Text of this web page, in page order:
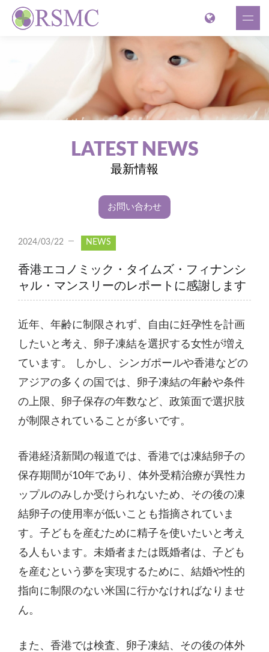
LATEST NEWS
最新情報
お問い合わせ
2024/03/22 NEWS
香港エコノミック・タイムズ・フィナンシ
ャル・マンスリーのレポートに感謝します
近年、年齢に制限されず、自由に妊孕性を計画
したいと考え、卵子凍結を選択する女性が増え
ています。 しかし、シンガポールや香港などの
アジアの多くの国では、卵子凍結の年齢や条件
の上限、卵子保存の年数など、政策面で選択肢
が制限されていることが多いです。
香港経済新聞の報道では、香港では凍結卵子の
保存期間が10年であり、体外受精治療が異性カ
ップルのみしか受けられないため、その後の凍
結卵子の使用率が低いことも指摘されていま
す。子どもを産むために精子を使いたいと考え
る人もいます。未婚者または既婚者は、子ども
を産むという夢を実現するために、結婚や性的
指向に制限のない米国に行かなければなりませ
ん。
また、香港では検査、卵子凍結、その後の体外